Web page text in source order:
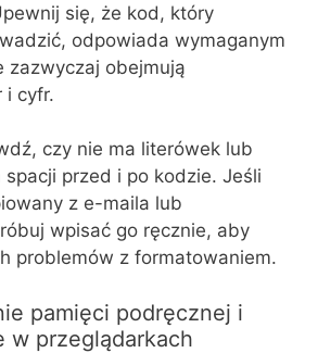
się, że kod, który
odpowiada wymaganym
zazwyczaj obejmują
i cyfr.
czy nie ma literówek lub
przed i po kodzie. Jeśli
z e-maila lub
wpisać go ręcznie, aby
problemów z formatowaniem.
pamięci podręcznej i
w przeglądarkach